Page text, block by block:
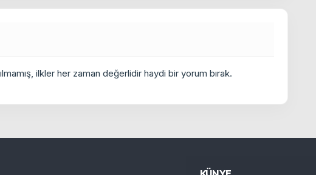
ilkler her zaman değerlidir haydi bir yorum bırak.